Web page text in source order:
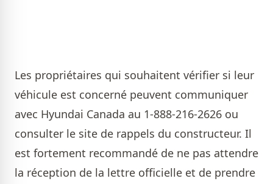
Les propriétaires qui souhaitent vérifier si leur
véhicule est concerné peuvent communiquer
avec Hyundai Canada au 1-888-216-2626 ou
consulter le site de rappels du constructeur. Il
est fortement recommandé de ne pas attendre
la réception de la lettre officielle et de prendre